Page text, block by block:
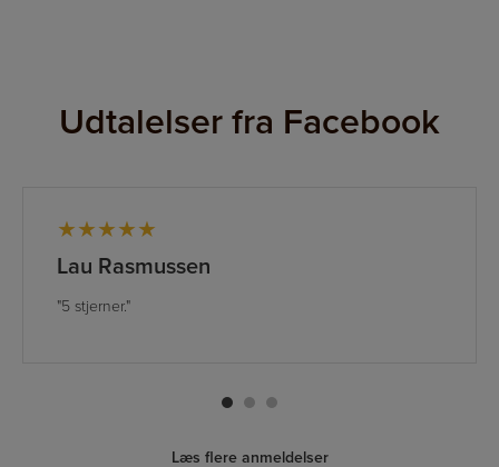
Udtalelser fra Facebook
★★★★★
Lau Rasmussen
"5 stjerner."
Læs flere anmeldelser